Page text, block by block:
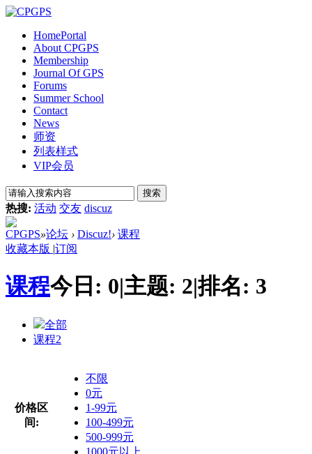
HomePortal
About CPGPS
Membership
Journal Of GPS
Forums
Summer School
Contact
News
师资
列表样式
VIP会员
搜索
热搜: 活动 交友 discuz
CPGPS»论坛 › Discuz!› 课程
收藏本版 |订阅
课程今日: 0|主题: 2|排名: 3
全部
课程2
价格区
间:
不限
0元
1-99元
100-499元
500-999元
1000元以上